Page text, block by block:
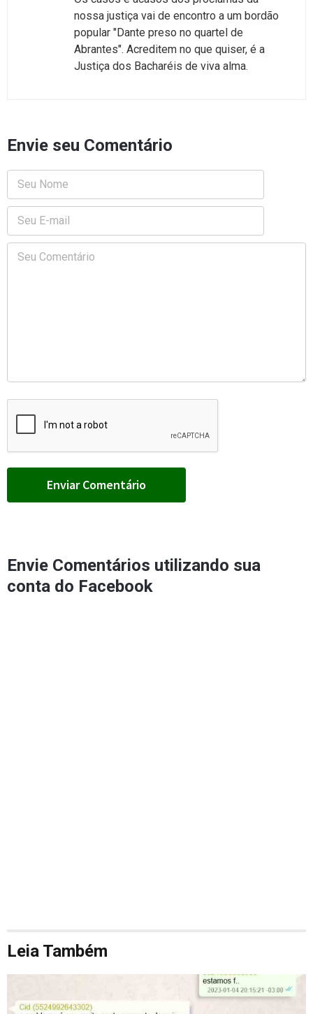
nossa justiça vai de encontro a um bordão
popular "Dante preso no quartel de
Abrantes". Acreditem no que quiser, é a
Justiça dos Bacharéis de viva alma.
Envie seu Comentário
Envie Comentários utilizando sua
conta do Facebook
Leia Também